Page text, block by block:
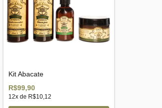
Kit Abacate
R$99,90
12x de R$10,12